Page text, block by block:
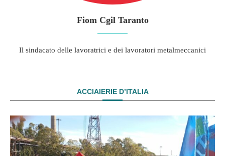
Fiom Cgil Taranto
Il sindacato delle lavoratrici e dei lavoratori metalmeccanici
ACCIAIERIE D’ITALIA